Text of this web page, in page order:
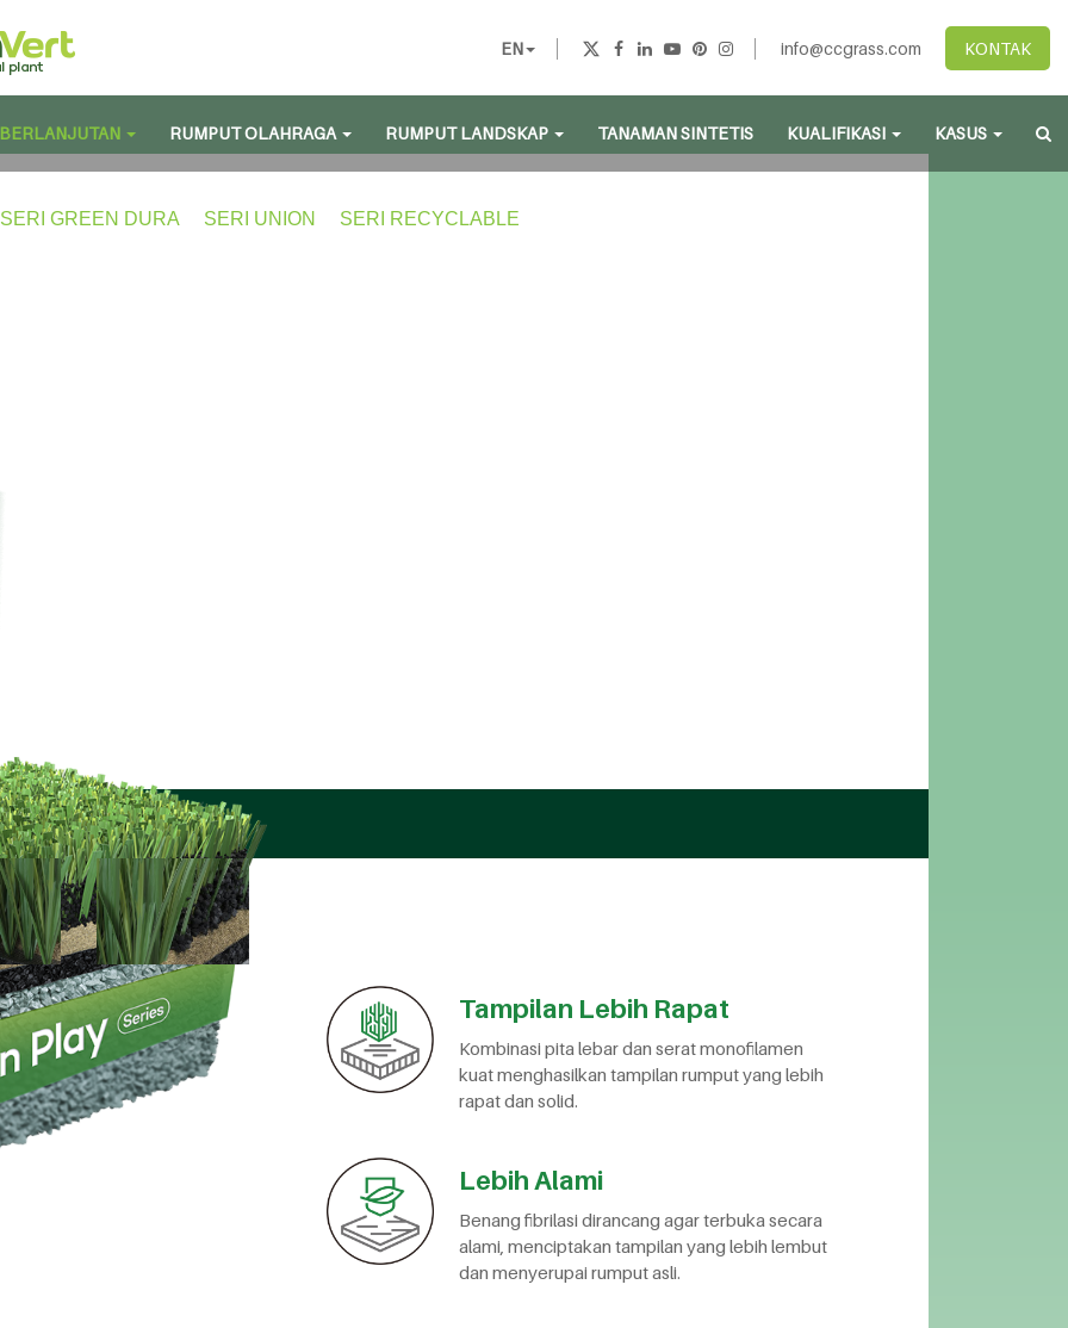
EN info@ccgrass.com KONTAK
RUMPUT OLAHRAGA RUMPUT LANDSKAP TANAMAN SINTETIS KUALIFIKASI KASUS
SERI GREEN DURA SERI UNION SERI RECYCLABLE
Tampilan Lebih Rapat
Kombinasi pita lebar dan serat monofilamen
kuat menghasilkan tampilan rumput yang lebih
rapat dan solid.
Lebih Alami
Benang fibrilasi dirancang agar terbuka secara
alami, menciptakan tampilan yang lebih lembut
dan menyerupai rumput asli.